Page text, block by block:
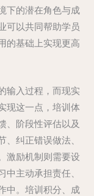
下的潜在角色与成
可以共同帮助学员
的基础上实现更高
输入过程，而现实
现这一点，培训体
、阶段性评估以及
纠正错误做法、
激励机制则需要设
主动承担责任、
中。培训积分、成